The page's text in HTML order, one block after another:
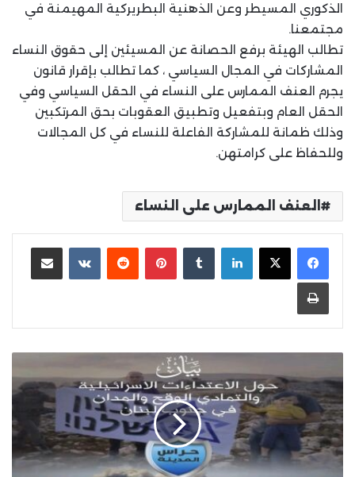
الذكوري المسيطر وعن الذهنية البطريركية المهيمنة في
مجتمعنا.
تطالب الهيئة برفع الحصانة عن المسيئين إلى حقوق النساء
المشاركات في المجال السياسي ، كما تطالب بإقرار قانون
يجرم العنف الممارس على النساء في الحقل السياسي وفي
الحقل العام وبتفعيل وتطبيق العقوبات بحق المرتكبين
وذلك ظمانة للمشاركة الفاعلة للنساء في كل المجالات
وللحفاظ على كرامتهن.
العنف الممارس على النساء
لينكدإن بينتيريست مشاركة عبر البريد
طباعة